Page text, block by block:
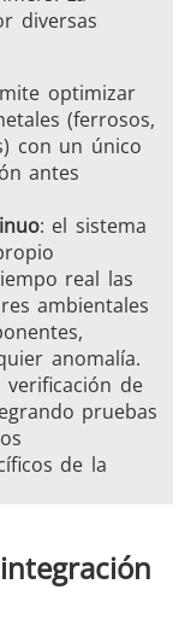
diversas
optimizar
(ferrosos,
con un único
antes
: el sistema
real las
ambientales
anomalía.
de
pruebas
de la